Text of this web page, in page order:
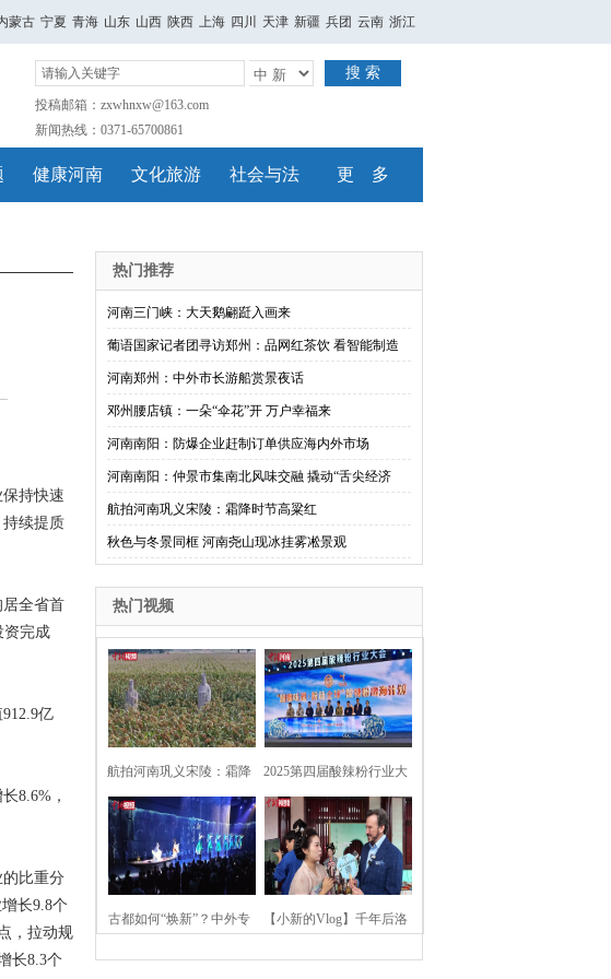
蒙古 宁夏 青海 山东 山西 陕西 上海 四川 天津 新疆 兵团 云南 浙江
搜 索
投稿邮箱：zxwhnxw@163.com
新闻热线：0371-65700861
健康河南 文化旅游 社会与法 更 多
持快速
续提质
全省首
资完成
亿
8.6%，
比重分
长9.8个
，拉动规
长8.3个
热门推荐
河南三门峡：大天鹅翩跹入画来
葡语国家记者团寻访郑州：品网红茶饮 看智能制造
河南郑州：中外市长游船赏景夜话
邓州腰店镇：一朵“伞花”开 万户幸福来
河南南阳：防爆企业赶制订单供应海内外市场
河南南阳：仲景市集南北风味交融 撬动“舌尖经济
航拍河南巩义宋陵：霜降时节高粱红
秋色与冬景同框 河南尧山现冰挂雾凇景观
热门视频
航拍河南巩义宋陵：霜降
时节高粱红
2025第四届酸辣粉行业大
会在河南开封举行
古都如何“焕新”？中外专 【小新的Vlog】千年后洛